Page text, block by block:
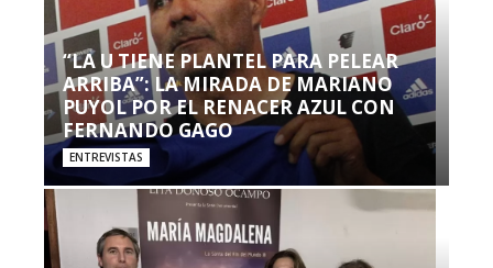
“LA U TIENE PLANTEL PARA PELEAR
ARRIBA”: LA MIRADA DE MARIANO
PUYOL POR EL RENACER AZUL CON
FERNANDO GAGO
ENTREVISTAS